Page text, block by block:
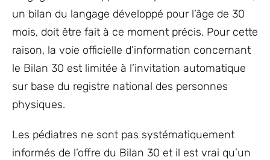
un bilan du langage développé pour l’âge de 30
mois, doit être fait à ce moment précis. Pour cette
raison, la voie officielle d’information concernant
le Bilan 30 est limitée à l’invitation automatique
sur base du registre national des personnes
physiques.
Les pédiatres ne sont pas systématiquement
informés de l’offre du Bilan 30 et il est vrai qu’un